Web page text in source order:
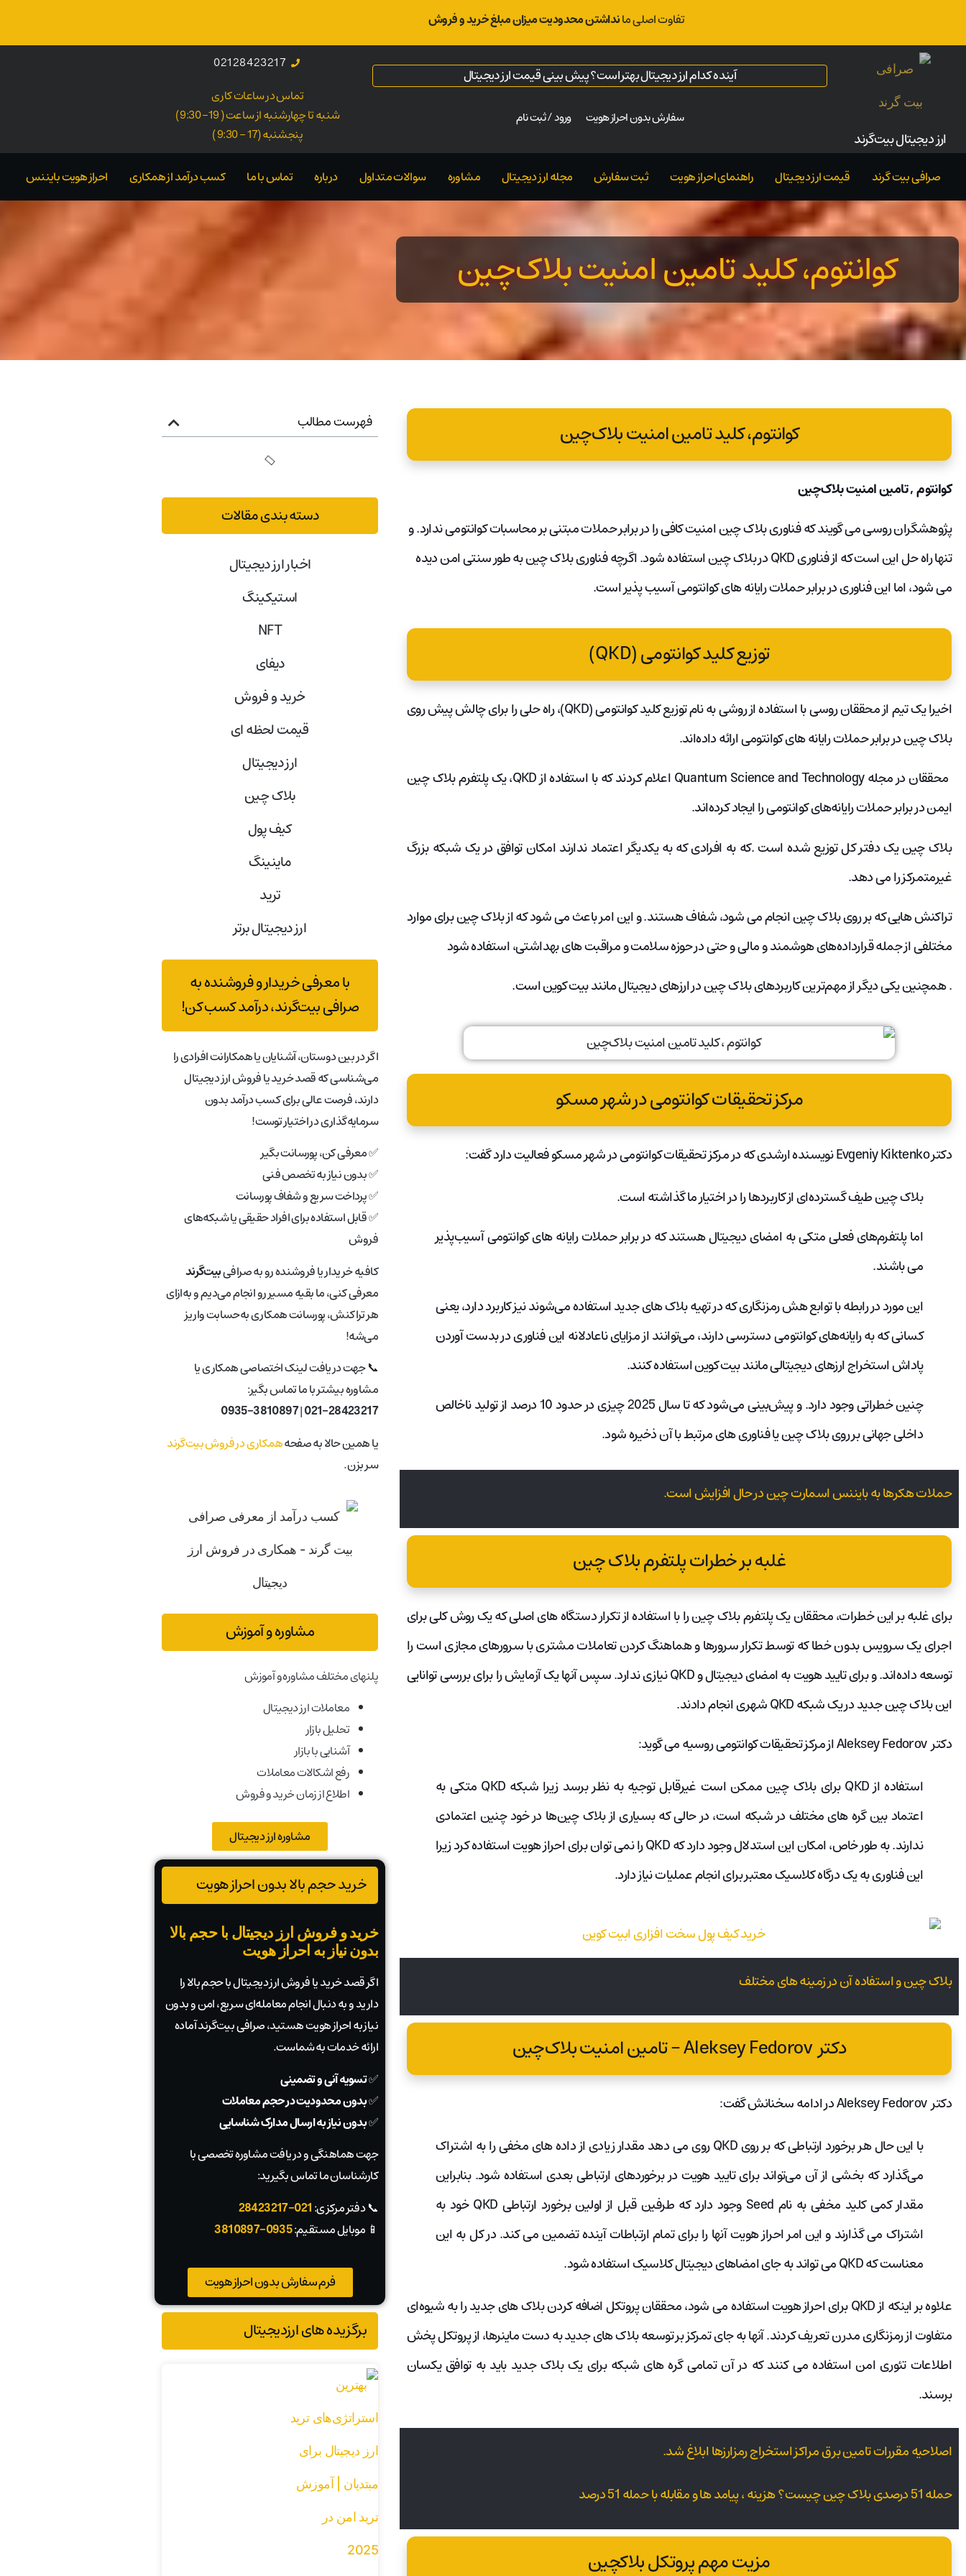
تفاوت اصلی مانداشتن محدودیت میزان مبلغ خرید و فروش
ارز‌ دیجیتال بیت‌گرند
آینده کدام ارز دیجیتال بهتر است؟ پیش بینی قیمت ارز دیجیتال
سفارش بدون احراز هویت ورود / ثبت نام
02128423217
تماس در ساعات کاری
شنبه تا چهارشنبه از ساعت ( 19- 9:30 )
پنجشنبه (17 - 9:30 )
صرافی بیت گرند قیمت ارز دیجیتال راهنمای احراز هویت ثبت سفارش مجله ارز دیجیتال مشاوره سوالات متداول درباره تماس با ما کسب درآمد از همکاری احراز هویت بایننس
کوانتوم، کلید تامین امنیت بلاک‌چین
کوانتوم، کلید تامین امنیت بلاک‌چین
کوانتوم , تامین امنیت بلاک‌چین
پژوهشگران روسی می گویند که فناوری بلاک چین امنیت کافی را در برابر حملات مبتنی بر محاسبات کوانتومی ندارد. و
تنها راه حل این است که از فناوری QKD در بلاک چین استفاده شود. اگرچه فناوری بلاک چین به طور سنتی امن دیده
می شود، اما این فناوری در برابر حملات رایانه های کوانتومی آسیب پذیر است.
توزیع کلید کوانتومی (QKD)
اخیرا یک تیم از محققان روسی با استفاده از روشی به نام توزیع کلید کوانتومی (QKD)، راه حلی را برای چالش‌ پیش روی
بلاک چین در برابر حملات رایانه های کوانتومی ارائه داده‌اند.
محققان در مجله‌ Quantum Science and Technology اعلام کردند که با استفاده از QKD، یک پلتفرم بلاک چین
ایمن در برابر حملات رایانه‌های کوانتومی را ایجاد کرده‌اند.
بلاک چین یک دفتر کل توزیع شده است .که به افرادی که به یکدیگر اعتماد ندارند امکان توافق در یک شبکه‌ بزرگ
غیرمتمرکز را می دهد.
تراکنش هایی که بر روی بلاک چین انجام می شود، شفاف هستند. و این امر باعث می شود که از بلاک چین برای موارد
مختلفی از جمله قرارداده‌های هوشمند و مالی و حتی در حوزه سلامت و مراقبت های بهداشتی، استفاده شود
. همچنین یکی دیگر از مهم‌ترین کاربرد‌های بلاک چین در ارزهای دیجیتال مانند بیت کوین است.
مرکز تحقیقات کوانتومی در شهر مسکو
دکتر Evgeniy Kiktenko نویسنده ارشدی که در مرکز تحقیقات کوانتومی در شهر مسکو فعالیت دارد گفت:
بلاک چین طیف گسترده‌ای از کاربرد‌ها را در اختیار ما گذاشته است.
اما پلتفرم‌های فعلی متکی به امضای دیجیتال هستند که در برابر حملات رایانه های کوانتومی آسیب‌پذیر
می باشند.
این مورد در رابطه با توابع هش رمزنگاری که در تهیه‌ بلاک های جدید استفاده می‌شوند نیز کاربرد دارد، یعنی
کسانی که به رایانه‌های کوانتومی دسترسی دارند، می‌توانند از مزایای ناعادلانه‌ این فناوری در بدست آوردن
پاداش استخراج ارزهای دیجیتالی مانند بیت کوین استفاده کنند.
چنین خطراتی وجود دارد. و پیش‌بینی می‌شود که تا سال 2025 چیزی در حدود 10 درصد از تولید ناخالص
داخلی جهانی بر روی بلاک چین یا فناوری های مرتبط با آن ذخیره شود.
حملات هکرها به بایننس اسمارت چین در حال افزایش است.
غلبه بر خطرات پلتفرم بلاک چین
برای غلبه بر این خطرات، محققان یک پلتفرم بلاک چین را با استفاده از تکرار دستگاه های اصلی که یک روش کلی برای
اجرای یک سرویس بدون خطا که توسط تکرار سرورها و هماهنگ کردن تعاملات مشتری با سرور‌های مجازی است را
توسعه داده‌اند. و برای تایید هویت به امضای دیجیتال و QKD نیازی ندارد. سپس آنها یک آزمایش را برای بررسی توانایی
این بلاک چین جدید در یک شبکه QKD شهری انجام دادند.
دکتر Aleksey Fedorov از مرکز تحقیقات کوانتومی روسیه می گوید:
استفاده از QKD برای بلاک چین ممکن است غیرقابل توجیه به نظر برسد زیرا شبکه‌ QKD متکی به
اعتماد بین گره‌ های مختلف در شبکه است،‌ در حالی که بسیاری از بلاک چین‌ها در خود چنین اعتمادی
ندارند. به طور خاص، امکان این استدلال وجود دارد که QKD را نمی توان برای احراز هویت استفاده کرد زیرا
این فناوری به یک درگاه کلاسیک معتبر برای انجام عملیات نیاز دارد.
بلاک چین و استفاده آن در زمینه های مختلف
دکتر Aleksey Fedorov - تامین امنیت بلاک‌چین
دکتر Aleksey Fedorov در ادامه سخنانش گفت:
با این حال هر برخورد ارتباطی که بر روی QKD روی می دهد مقدار زیادی از داده های مخفی را به اشتراک
می‌گذارد که بخشی از آن می‌تواند برای تایید هویت در برخورد‌های ارتباطی بعدی استفاده شود. بنابراین
مقدار کمی کلید مخفی به نام Seed وجود دارد که طرفین قبل از اولین برخورد ارتباطی QKD خود به
اشتراک می گذارند و این امر احراز هویت آنها را برای تمام ارتباطات آینده‌ تضمین می کند. در کل به این
معناست که QKD می تواند به جای امضاهای دیجیتال کلاسیک استفاده شود.
علاوه‌ بر اینکه از QKD برای احراز هویت استفاده می شود، محققان پروتکل اضافه کردن بلاک های جدید را به شیوه‌ای
متفاوت از رمزنگاری مدرن تعریف کردند. آنها به جای تمرکز بر توسعه‌ بلاک های جدید به دست ماینر‌ها، از پروتکل پخش
اطلاعات تئوری امن استفاده می کنند که در آن تمامی گره های شبکه برای یک بلاک جدید باید به توافق یکسان
برسند.
اصلاحیه مقررات تامین برق مراکز استخراج رمزارزها ابلاغ شد.
حمله 51 درصدی بلاک چین چیست؟ هزینه ، پیامد ها و مقابله با حمله 51 درصد
مزیت‌ مهم پروتکل بلاکچین
فهرست مطالب
دسته بندی مقالات
اخبار ارز دیجیتال
استیکینگ
NFT
دیفای
خرید و فروش
قیمت لحظه ای
ارز دیجیتال
بلاک‌ چین
کیف پول
ماینینگ
ترید
ارز دیجیتال برتر
با معرفی خریدار و فروشنده به
صرافی بیت‌گرند، درآمد کسب کن!
اگر در بین دوستان، آشنایان یا همکارانت افرادی را
می‌شناسی که قصد خرید یا فروش ارز دیجیتال
دارند، فرصت عالی برای کسب درآمد بدون
سرمایه‌گذاری در اختیار توست!
✅ معرفی کن، پورسانت بگیر
✅ بدون نیاز به تخصص فنی
✅ پرداخت سریع و شفاف پورسانت
✅ قابل استفاده برای افراد حقیقی یا شبکه‌های
فروش
کافیه خریدار یا فروشنده رو به صرافیبیت‌گرند
معرفی کنی، ما بقیه مسیر رو انجام می‌دیم و به‌ازای
هر تراکنش، پورسانت همکاری به‌حسابت واریز
می‌شه!
📞 جهت دریافت لینک اختصاصی همکاری یا
مشاوره بیشتر با ما تماس بگیر:
021-28423217
|
0935-3810897
یا همین حالا به صفحههمکاری در فروش بیت‌گرند
سر بزن.
مشاوره و آموزش
پلنهای مختلف مشاوره و آموزش
معاملات ارز دیجیتال
تحلیل بازار
آشنایی با بازار
رفع اشکالات معاملات
اطلاع از زمان خرید و فروش
مشاوره ارز دیجیتال
خرید حجم بالا بدون احراز هویت
خرید و فروش ارز دیجیتال با حجم بالا
بدون نیاز به احراز هویت
اگر قصد خرید یا فروش ارز دیجیتال با حجم بالا را
دارید و به دنبال انجام معامله‌ای سریع، امن و بدون
نیاز به احراز هویت هستید، صرافی بیت‌گرند آماده
ارائه خدمات به شماست.
✅تسویه آنی و تضمینی
✅بدون محدودیت در حجم معاملات
✅بدون نیاز به ارسال مدارک شناسایی
جهت هماهنگی و دریافت مشاوره تخصصی با
کارشناسان ما تماس بگیرید:
📞 دفتر مرکزی:021-28423217
📱 موبایل مستقیم:0935-3810897
فرم سفارش بدون احراز هویت
برگزیده های ارزدیجیتال